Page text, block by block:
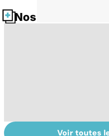
Nos fiches santé
Voir toutes